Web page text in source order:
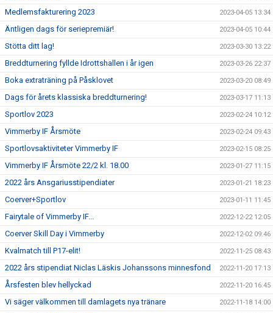
Medlemsfakturering 2023 2023-04-05 13:34
Äntligen dags för seriepremiär! 2023-04-05 10:44
Stötta ditt lag! 2023-03-30 13:22
Breddturnering fyllde Idrottshallen i år igen 2023-03-26 22:37
Boka extraträning på Påsklovet 2023-03-20 08:49
Dags för årets klassiska breddturnering! 2023-03-17 11:13
Sportlov 2023 2023-02-24 10:12
Vimmerby IF Årsmöte 2023-02-24 09:43
Sportlovsaktiviteter Vimmerby IF 2023-02-15 08:25
Vimmerby IF Årsmöte 22/2 kl. 18.00 2023-01-27 11:15
2022 års Ansgariusstipendiater 2023-01-21 18:23
Coerver+Sportlov 2023-01-11 11:45
Fairytale of Vimmerby IF... 2022-12-22 12:05
Coerver Skill Day i Vimmerby 2022-12-02 09:46
Kvalmatch till P17-elit! 2022-11-25 08:43
2022 års stipendiat Niclas Läskis Johanssons minnesfond 2022-11-20 17:13
Årsfesten blev hellyckad 2022-11-20 16:45
Vi säger välkommen till damlagets nya tränare 2022-11-18 14:00